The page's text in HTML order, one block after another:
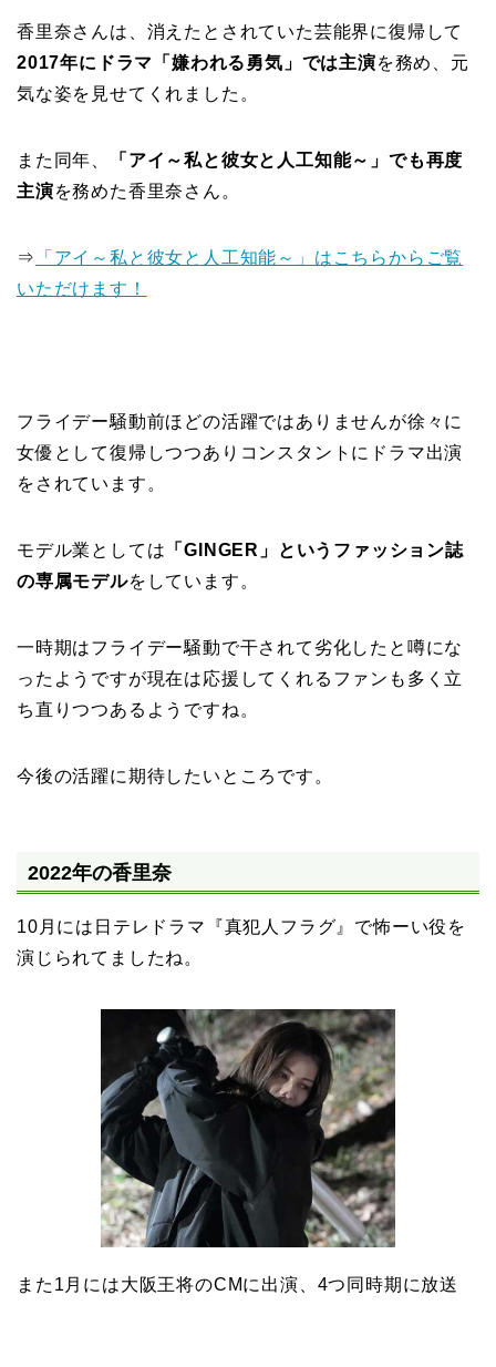
香里奈さんは、消えたとされていた芸能界に復帰して
2017年にドラマ「嫌われる勇気」では主演を務め、元
気な姿を見せてくれました。
また同年、 「アイ～私と彼女と人工知能～」 でも再度
主演を務めた香里奈さん。
⇒
「アイ～私と彼女と人工知能～」はこちらからご覧
いただけます！
フライデー騒動前ほどの活躍ではありませんが徐々に
女優として復帰しつつありコンスタントにドラマ出演
をされています。
モデル業としては 「GINGER」というファッション誌
の専属モデルをしています。
一時期はフライデー騒動で干されて劣化したと噂にな
ったようですが現在は応援してくれるファンも多く立
ち直りつつあるようですね。
今後の活躍に期待したいところです。
2022年の香里奈
10月には日テレドラマ『真犯人フラグ』で怖ーい役を
演じられてましたね。
また1月には大阪王将のCMに出演、4つ同時期に放送